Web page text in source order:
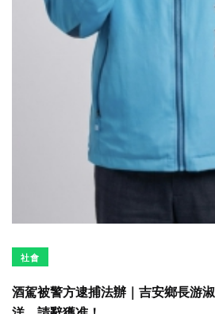
社會
酒駕被警方逮捕法辦｜吉安鄉長游